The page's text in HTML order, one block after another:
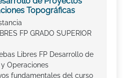
Topográficas
FP GRADO SUPERIOR
Libres FP Desarrollo de
Operaciones
fundamentales del curso